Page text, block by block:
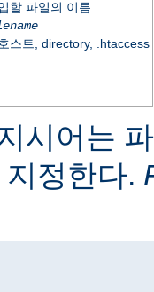
할 파일의 이름
스트, directory, .htaccess
시어는
정한다.